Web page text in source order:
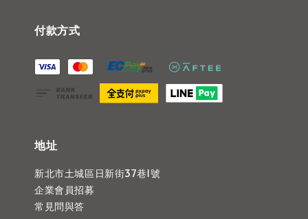
付款方式
地址
新北市土城區日新街37巷1號
企業會員招募
常見問與答